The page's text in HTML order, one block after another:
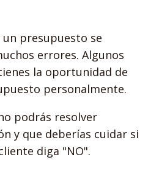
presupuesto se
errores. Algunos
la oportunidad de
personalmente.
podrás resolver
y que deberías cuidar si
diga "NO".